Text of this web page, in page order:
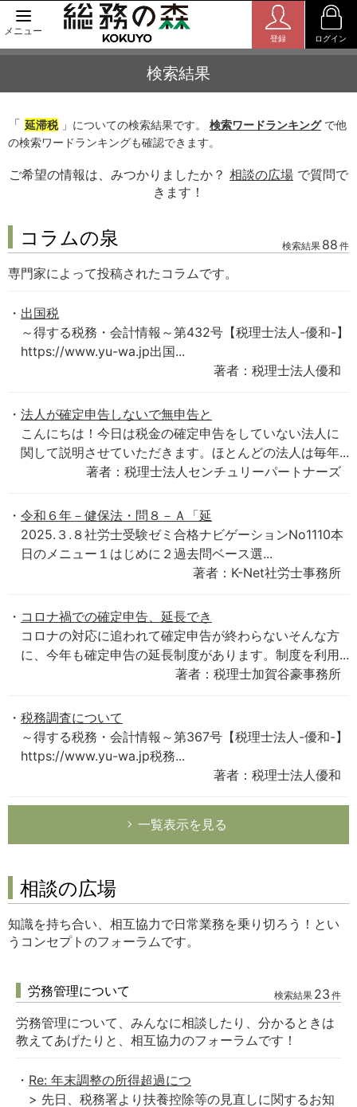
メニュー
登録 ログイン
検索結果
「 延滞税」についての検索結果です。 検索ワードランキングで他
の検索ワードランキングも確認できます。
ご希望の情報は、みつかりましたか？ 相談の広場 で質問で
きます！
コラムの泉 検索結果 88 件
専門家によって投稿されたコラムです。
出国税
～得する税務・会計情報～第432号【税理士法人-優和-】
https://www.yu-wa.jp出国...
著者：税理士法人優和
法人が確定申告しないで無申告と
こんにちは！今日は税金の確定申告をしていない法人に
関して説明させていただきます。ほとんどの法人は毎年...
著者：税理士法人センチュリーパートナーズ
令和６年－健保法・問８－Ａ「延
2025.３.８社労士受験ゼミ合格ナビゲーションNo1110本
日のメニュー１はじめに２過去問ベース選...
著者：K-Net社労士事務所
コロナ禍での確定申告、延長でき
コロナの対応に追われて確定申告が終わらないそんな方
に、今年も確定申告の延長制度があります。制度を利用...
著者：税理士加賀谷豪事務所
税務調査について
～得する税務・会計情報～第367号【税理士法人-優和-】
https://www.yu-wa.jp税務...
著者：税理士法人優和
一覧表示を見る
相談の広場
知識を持ち合い、相互協力で日常業務を乗り切ろう！とい
うコンセプトのフォーラムです。
労務管理について 検索結果 23 件
労務管理について、みんなに相談したり、分かるときは
教えてあげたりと、相互協力のフォーラムです！
Re: 年末調整の所得超過につ
> 先日、税務署より扶養控除等の見直しに関するお知